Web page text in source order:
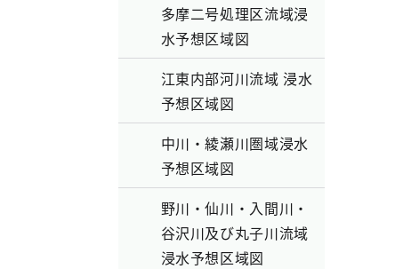
多摩二号処理区流域浸
水予想区域図
江東内部河川流域 浸水
予想区域図
中川・綾瀬川圏域浸水
予想区域図
野川・仙川・入間川・
谷沢川及び丸子川流域
浸水予想区域図